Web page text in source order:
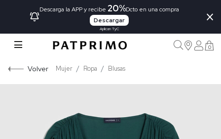
Descarga la APP y recibe 20%Dcto en una compra
Descargar
Aplican TyC
×
0
Volver Mujer Ropa Blusas